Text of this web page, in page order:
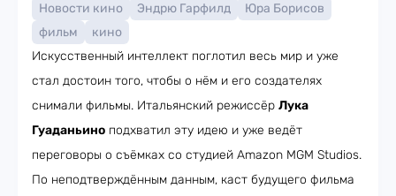
Новости кино Эндрю Гарфилд
Юра Борисов
фильм
кино
Искусственный интеллект поглотил весь мир и уже
стал достоин того, чтобы о нём и его создателях
снимали фильмы. Итальянский режиссёр Лука
Гуаданьино подхватил эту идею и уже ведёт
переговоры о съёмках со студией Amazon MGM Studios.
По неподтверждённым данным, каст будущего фильма